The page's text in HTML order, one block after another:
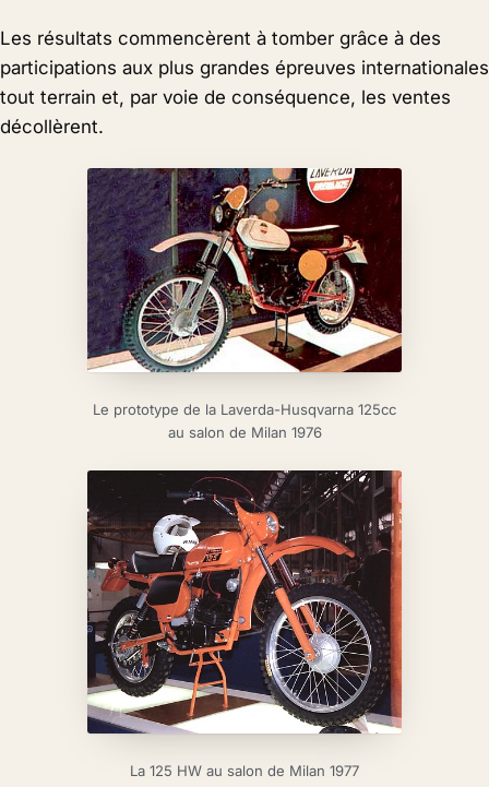
Les résultats commencèrent à tomber grâce à des
participations aux plus grandes épreuves internationales
tout terrain et, par voie de conséquence, les ventes
décollèrent.
Le prototype de la Laverda-Husqvarna 125cc
au salon de Milan 1976
La 125 HW au salon de Milan 1977